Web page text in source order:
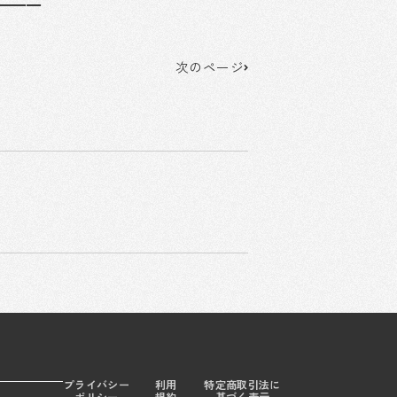
次のページ
プライバシー
利用
特定商取引法に